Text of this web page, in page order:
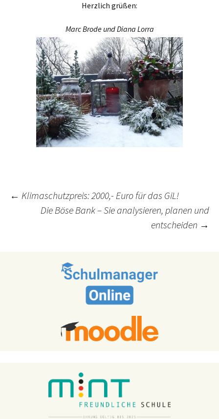
Herzlich grüßen:
Marc Brode und Diana Lorra
Post
← Klimaschutzpreis: 2000,- Euro für das GiL!
Die Böse Bank – Sie analysieren, planen und
entscheiden →